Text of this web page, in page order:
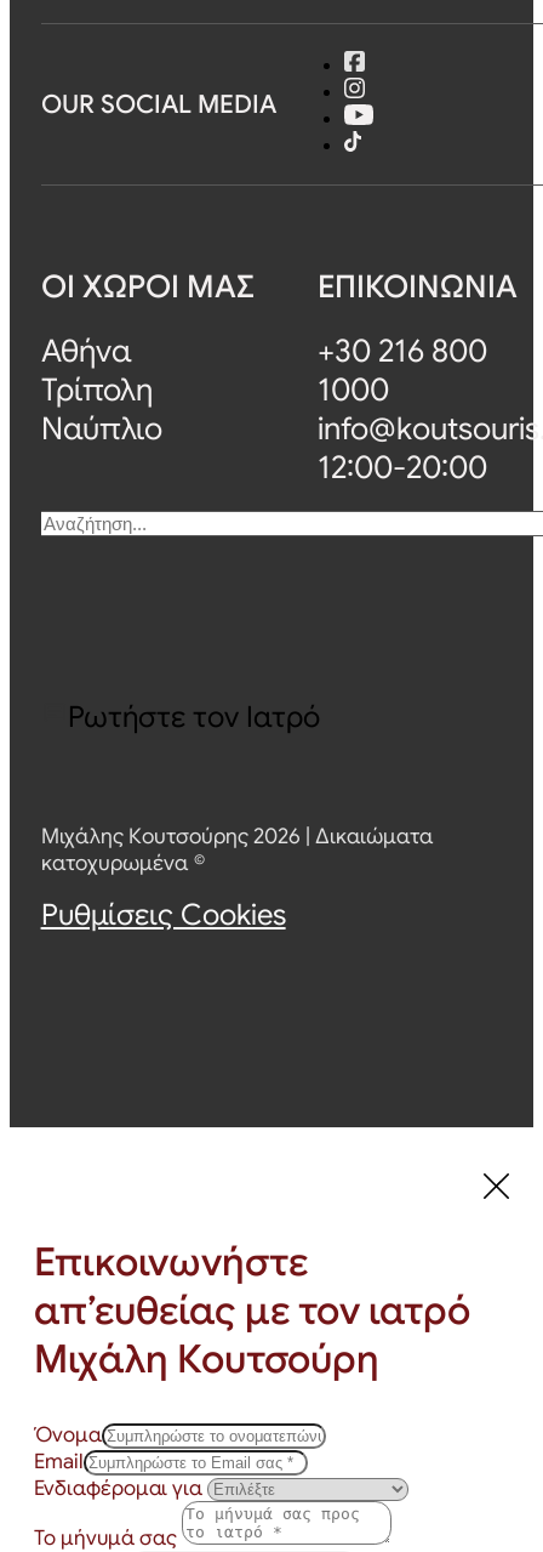
OUR SOCIAL MEDIA
ΟΙ ΧΩΡΟΙ ΜΑΣ
Αθήνα
Τρίπολη
Ναύπλιο
ΕΠΙΚΟΙΝΩΝΙΑ
+30 216 800
1000
12:00-20:00
Αναζήτηση
Ρωτήστε τον Ιατρό
Μιχάλης Κουτσούρης 2026 | Δικαιώματα
κατοχυρωμένα ©
Ρυθμίσεις Cookies
Επικοινωνήστε
απ’ευθείας με τον ιατρό
Μιχάλη Κουτσούρη
Όνομα
Email
Ενδιαφέρομαι για
Το μήνυμά σας